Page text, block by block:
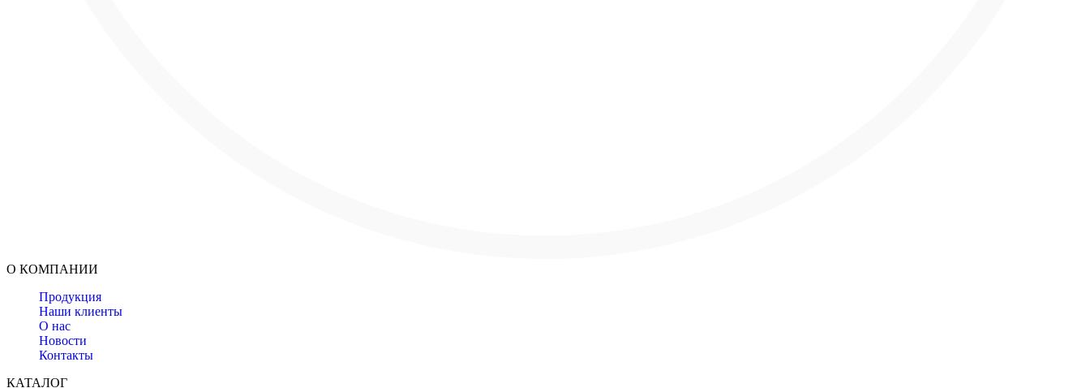
О КОМПАНИИ
Продукция
Наши клиенты
О нас
Новости
Контакты
КАТАЛОГ